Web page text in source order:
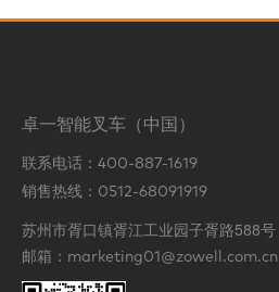
卓一智能叉车（中国）
联系电话： 400-887-1619
销售热线： 0512-68091919
苏州市胥口镇胥江工业园子胥路588号
邮箱： marketing01@zowell.com.cn